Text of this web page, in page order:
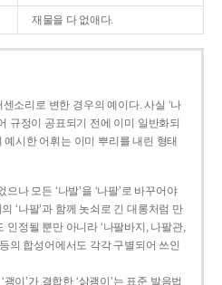
재물을 다 없애다.
소리로 변한 경우의 예이다. 사실 ‘나
규정이 공표되기 전에 이미 일반화되
시한 어휘는 이미 뿌리를 내린 형태
나 모든 ‘나발’을 ‘나팔’로 바꾸어야
‘나팔’과 함께 놋쇠로 긴 대롱처럼 만
인정될 뿐만 아니라 ‘나팔바지, 나팔관,
의 합성어에서도 각각 구별되어 쓰인
이’가 결합한 ‘삵괭이’는 표준 발음법